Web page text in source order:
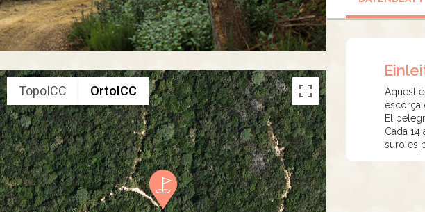
TopoICC OrtoICC
Aquest
escorça
El
Cada
suro es